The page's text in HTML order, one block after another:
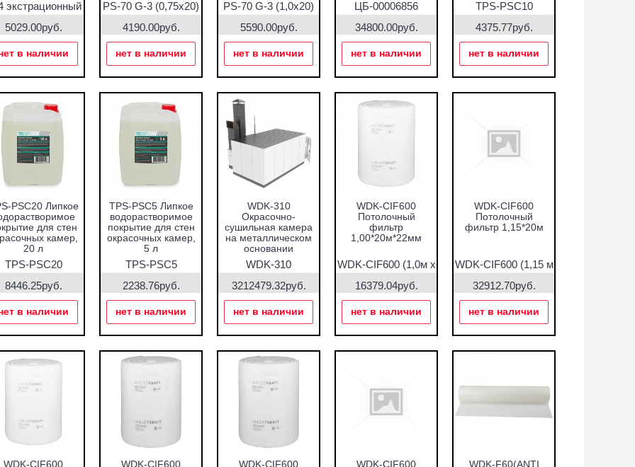
экстрационный
10
5029.00руб.
в наличии
PS-70 G-3 (0,75х20)
4190.00руб.
нет в наличии
PS-70 G-3 (1,0х20)
5590.00руб.
нет в наличии
ЦБ-00006856
34800.00руб.
нет в наличии
TPS-PSC10
4375.77руб.
нет в наличии
PSC20 Липкое
для стен
камер,
20 л
TPS-PSC20
8446.25руб.
в наличии
TPS-PSC5 Липкое
водорастворимое
покрытие для стен
окрасочных камер,
5 л
TPS-PSC5
2238.76руб.
нет в наличии
WDK-310
Окрасочно-
сушильная камера
на металлическом
основании
WDK-310
3212479.32руб.
нет в наличии
WDK-CIF600
Потолочный
фильтр
1,00*20м*22мм
WDK-CIF600 (1,0м х
20м*22
16379.04руб.
нет в наличии
WDK-CIF600
Потолочный
фильтр 1,15*20м
WDK-CIF600 (1,15 м
х 20м)
32912.70руб.
нет в наличии
WDK-CIF600
WDK-CIF600
WDK-CIF600
WDK-CIF600
WDK-F60(ANTI